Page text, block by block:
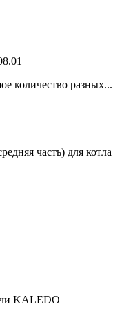
количество разных...
часть) для котла
KALEDO